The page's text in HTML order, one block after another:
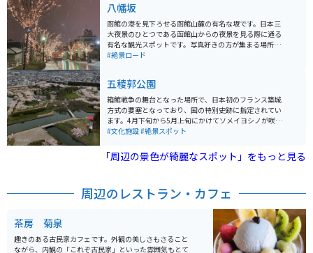
気のスポットなので、周辺には飲食店も充実していま
す。
八幡坂
函館の港を見下ろせる函館山麓の有名な坂です。日本三
大夜景のひとつである函館山からの夜景を見る際に通る
有名な観光スポットです。写真好きの方が集まる場所
で、坂の上から写真を撮っている方がたくさんいます。
#絶景ロード
五稜郭公園
箱館戦争の舞台となった場所で、日本初のフランス築城
方式の要塞となっており、国の特別史跡に指定されてい
ます。4月下旬から5月上旬にかけてソメイヨシノが咲き
乱れて絶景になります。公園内から見るのももちろん良
の桜だけでなく、五稜郭公園の独特の形も楽しむことが
できます。
#文化施設#絶景スポット
「周辺の景色が綺麗なスポット」をもっと見る
周辺のレストラン・カフェ
茶房 菊泉
趣きのある古民家カフェです。外観の美しさもさること
ながら、内観の「これぞ古民家」といった雰囲気もとて